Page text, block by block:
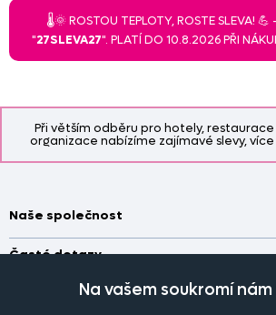
Při větším odběru pro hotely,
organizace nabízíme zajímavé slevy,
🌡️🌞 ROSTOU TEPLOTY, ROSTE SLEVA! 💪 -
"27SLEVA27". PLATÍ DO 10.8.2026 PŘI
Naše společnost
Doprava a platba
Časté dotazy
Jak změřit okno pro nákup záclon?
Na vašem soukromí